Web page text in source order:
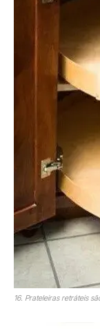
16. Prateleiras retráteis